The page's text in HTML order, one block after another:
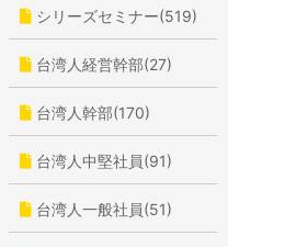
シリーズセミナー(519)
台湾人経営幹部(27)
台湾人幹部(170)
台湾人中堅社員(91)
台湾人一般社員(51)